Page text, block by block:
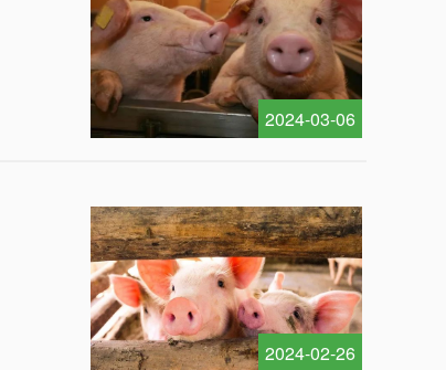
重磅！浙江金大康在蓝耳病领域···
2024-03-06
2024-02-26